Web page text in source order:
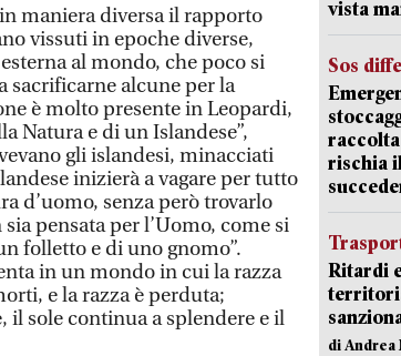
maniera diversa il rapporto
vissuti in epoche diverse,
al mondo, che poco si
sacrificarne alcune per la
è molto presente in Leopardi,
Natura e di un Islandese”,
gli islandesi, minacciati
inizierà a vagare per tutto
d’uomo, senza però trovarlo
pensata per l’Uomo, come si
folletto e di uno gnomo”.
in un mondo in cui la razza
e la razza è perduta;
il sole continua a splendere e il
vista
Sos
rischia
Ritardi
di Andrea